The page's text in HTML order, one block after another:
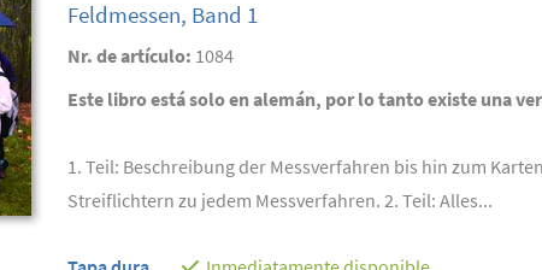
Feldmessen, Band 1
Nr. de artículo: 1084
Este libro está solo en alemán, por lo tanto existe una
1. Teil: Beschreibung der Messverfahren bis hin zum
Streiflichtern zu jedem Messverfahren. 2. Teil: Alles...